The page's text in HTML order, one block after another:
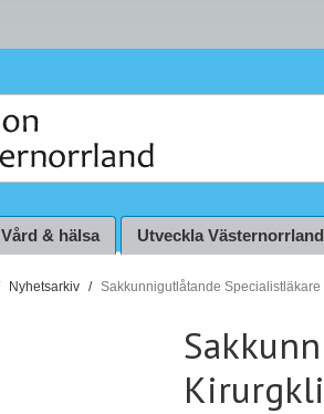
Vård & hälsa Utveckla Västernorrland
Nyhetsarkiv Sakkunnigutlåtande Specialistläkare